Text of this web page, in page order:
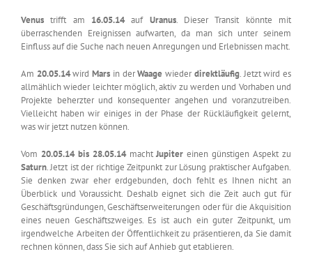
Venustrifft am 16.05.14auf Uranus. Dieser Transit könnte mit
überraschenden Ereignissen aufwarten, da man sich unter seinem
Einfluss auf die Suche nach neuen Anregungen und Erlebnissen macht.
Am 20.05.14wirdMars in derWaage wiederdirektläufig. Jetzt wird es
allmählich wieder leichter möglich, aktiv zu werden und Vorhaben und
Projekte beherzter und konsequenter angehen und voranzutreiben.
Vielleicht haben wir einiges in der Phase der Rückläufigkeit gelernt,
was wir jetzt nutzen können.
Vom 20.05.14 bis 28.05.14machtJupitereinen günstigen Aspekt zu
Saturn. Jetzt ist der richtige Zeitpunkt zur Lösung praktischer Aufgaben.
Sie denken zwar eher erdgebunden, doch fehlt es Ihnen nicht an
Überblick und Voraussicht. Deshalb eignet sich die Zeit auch gut für
Geschäftsgründungen, Geschäftserweiterungen oder für die Akquisition
eines neuen Geschäftszweiges. Es ist auch ein guter Zeitpunkt, um
irgendwelche Arbeiten der Öffentlichkeit zu präsentieren, da Sie damit
rechnen können, dass Sie sich auf Anhieb gut etablieren.